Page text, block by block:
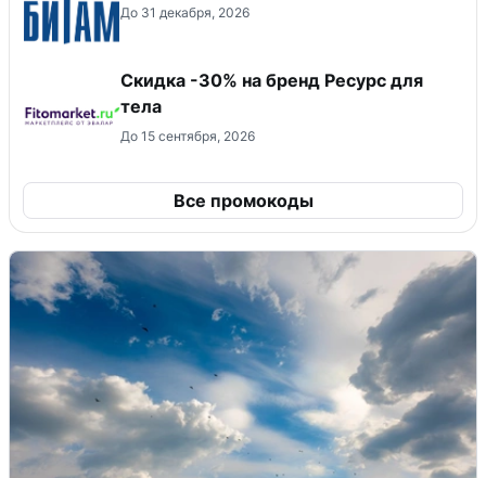
До 31 декабря, 2026
Скидка -30% на бренд Ресурс для
тела
До 15 сентября, 2026
Все промокоды